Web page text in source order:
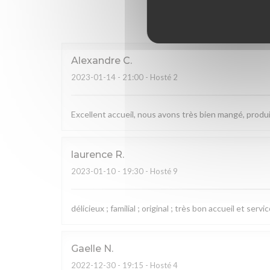
Alexandre C
2023-01-14 - 21:00 - Hosté 2
Excellent accueil, nous avons très bien mangé,
laurence R
2023-01-10 - 19:30 - Hosté 9
délicieux ; familial ; original ; très bon accueil et
Gaelle N
2022-12-30 - 19:15 - Hosté 4